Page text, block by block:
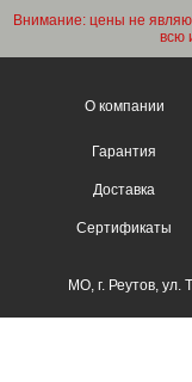
Внимание: цены не
всю
О компании
Гарантия
Доставка
Сертификаты
МО, г. Реутов, ул.